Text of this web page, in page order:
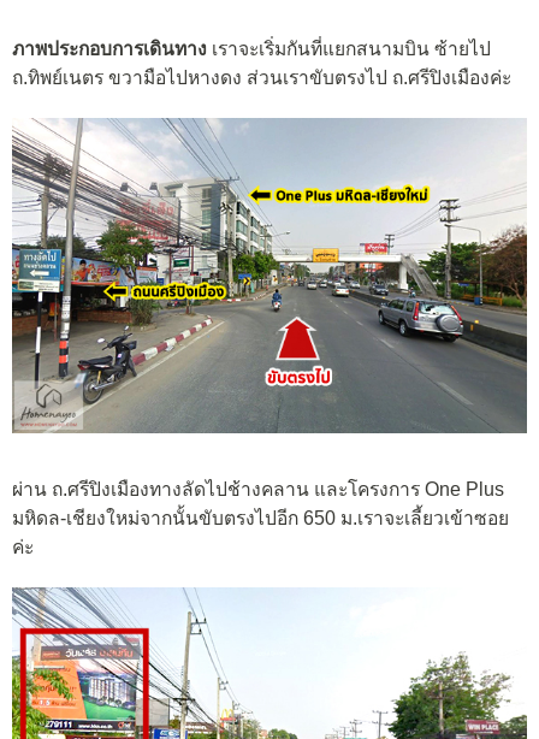
ภาพประกอบการเดินทาง เราจะเริ่มกันที่แยกสนามบิน ซ้ายไป
ถ.ทิพย์เนตร ขวามือไปหางดง ส่วนเราขับตรงไป ถ.ศรีปิงเมืองค่ะ
ผ่าน ถ.ศรีปิงเมืองทางลัดไปช้างคลาน และโครงการ One Plus
มหิดล-เชียงใหม่จากนั้นขับตรงไปอีก 650 ม.เราจะเลี้ยวเข้าซอย
ค่ะ